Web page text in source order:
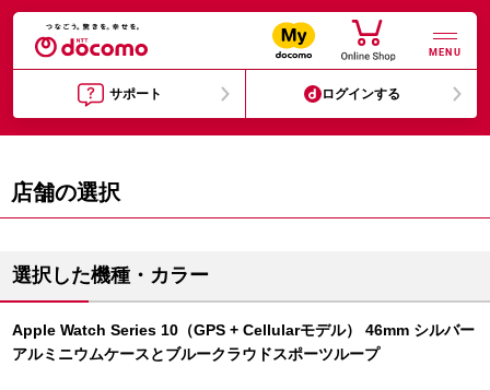
MENU
サポート ログインする
店舗の選択
選択した機種・カラー
Apple Watch Series 10（GPS + Cellularモデル） 46mm シルバー
アルミニウムケースとブルークラウドスポーツループ